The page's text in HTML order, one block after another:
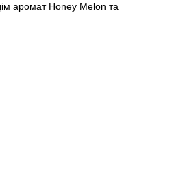
аромат Honey Melon та